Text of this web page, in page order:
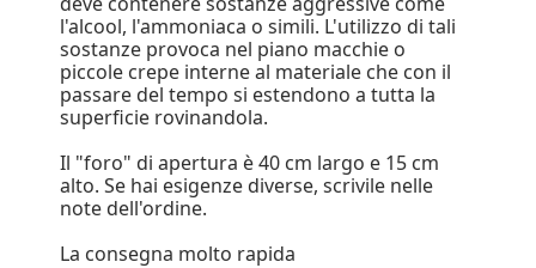
l'alcool, l'ammoniaca o simili. L'utilizzo di tali
sostanze provoca nel piano macchie o
piccole crepe interne al materiale che con il
passare del tempo si estendono a tutta la
superficie rovinandola.
Il "foro" di apertura è 40 cm largo e 15 cm
alto. Se hai esigenze diverse, scrivile nelle
note dell'ordine.
La consegna molto rapida